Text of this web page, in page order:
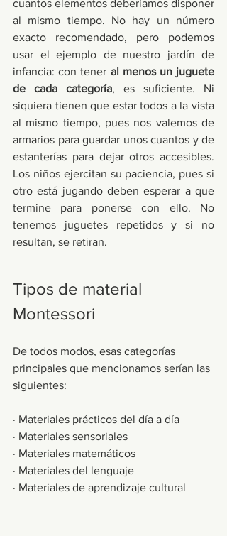
cuantos elementos deberíamos disponer
al mismo tiempo. No hay un número
exacto recomendado, pero podemos
usar el ejemplo de nuestro jardín de
infancia: con tener al menos un juguete
de cada categoría, es suficiente. Ni
siquiera tienen que estar todos a la vista
al mismo tiempo, pues nos valemos de
armarios para guardar unos cuantos y de
estanterías para dejar otros accesibles.
Los niños ejercitan su paciencia, pues si
otro está jugando deben esperar a que
termine para ponerse con ello. No
tenemos juguetes repetidos y si no
resultan, se retiran.
Tipos de material
Montessori
De todos modos, esas categorías
principales que mencionamos serían las
siguientes:
· Materiales prácticos del día a día
· Materiales sensoriales
· Materiales matemáticos
· Materiales del lenguaje
· Materiales de aprendizaje cultural